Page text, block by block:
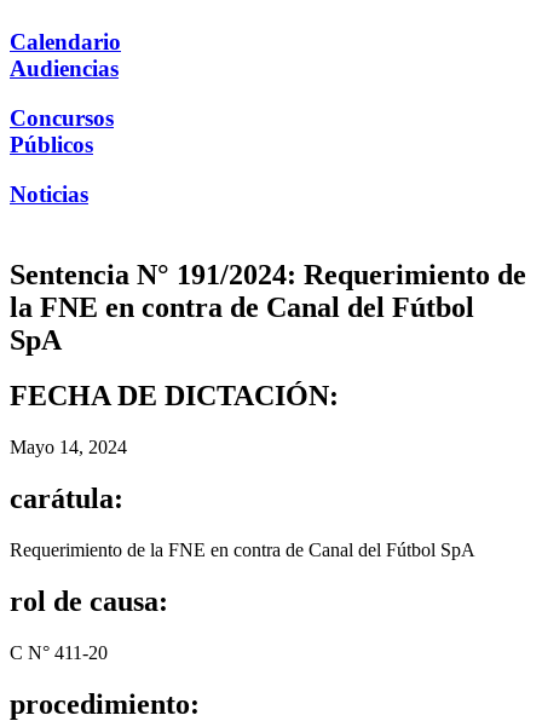
Calendario
Audiencias
Concursos
Públicos
Noticias
Sentencia N° 191/2024: Requerimiento de
la FNE en contra de Canal del Fútbol
SpA
FECHA DE DICTACIÓN:
Mayo 14, 2024
carátula:
Requerimiento de la FNE en contra de Canal del Fútbol SpA
rol de causa:
C N° 411-20
procedimiento: